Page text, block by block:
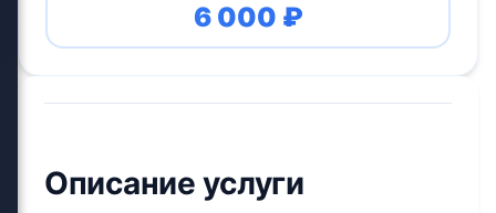
6 000 ₽
Описание услуги